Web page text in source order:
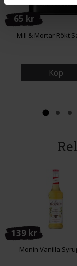
65 kr
Mill & Mortar Rökt
Köp
139 kr
Monin Vanilla